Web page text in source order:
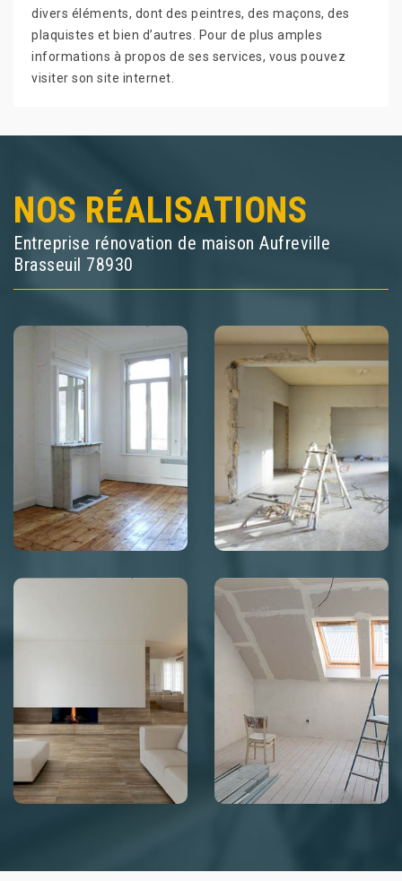
divers éléments, dont des peintres, des maçons, des
plaquistes et bien d’autres. Pour de plus amples
informations à propos de ses services, vous pouvez
visiter son site internet.
NOS RÉALISATIONS
Entreprise rénovation de maison Aufreville
Brasseuil 78930